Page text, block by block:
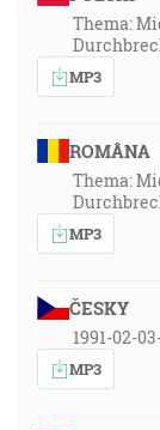
Thema:
MP3
ROMÂNA
Thema:
MP3
ČESKY
1991-02-
MP3